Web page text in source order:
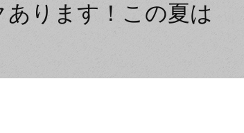
ります！この夏は